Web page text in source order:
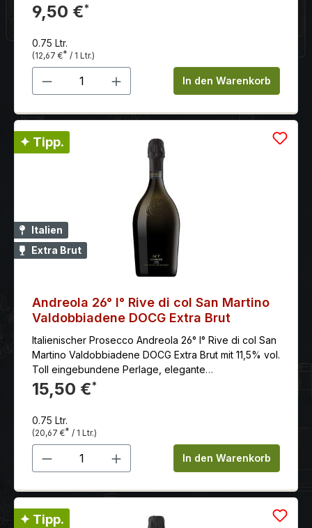
Weißwein
9,50 €*
0.75 Ltr.
(12,67 €* / 1 Ltr.)
Produkt Anzahl: Gib denIn den Warenkorb
✦ Tipp.
Italien
Extra Brut
Andreola 26° I° Rive di col San Martino
Valdobbiadene DOCG Extra Brut
Italienischer Prosecco Andreola 26° I° Rive di col San
Martino Valdobbiadene DOCG Extra Brut mit 11,5% vol.
Toll eingebundene Perlage, elegante
Gesamtharmonie mit knackigem Finale und frischem
Abgang.
15,50 €*
0.75 Ltr.
(20,67 €* / 1 Ltr.)
Produkt Anzahl: Gib denIn den Warenkorb
✦ Tipp.